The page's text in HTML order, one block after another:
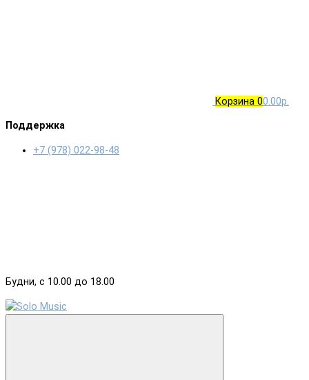
Корзина 00.00р.
Поддержка
+7 (978) 022-98-48
Будни, с 10.00 до 18.00